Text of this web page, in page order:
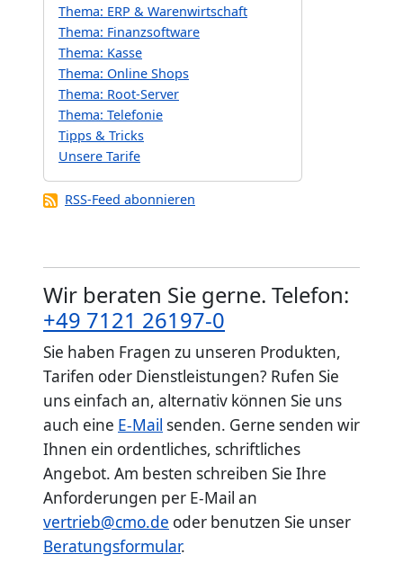
Thema: ERP & Warenwirtschaft
Thema: Finanzsoftware
Thema: Kasse
Thema: Online Shops
Thema: Root-Server
Thema: Telefonie
Tipps & Tricks
Unsere Tarife
RSS-Feed abonnieren
Wir beraten Sie gerne. Telefon:
+49 7121 26197-0
Sie haben Fragen zu unseren Produkten,
Tarifen oder Dienstleistungen? Rufen Sie
uns einfach an, alternativ können Sie uns
auch eine E-Mail senden. Gerne senden wir
Ihnen ein ordentliches, schriftliches
Angebot. Am besten schreiben Sie Ihre
Anforderungen per E-Mail an
vertrieb@cmo.de oder benutzen Sie unser
Beratungsformular.